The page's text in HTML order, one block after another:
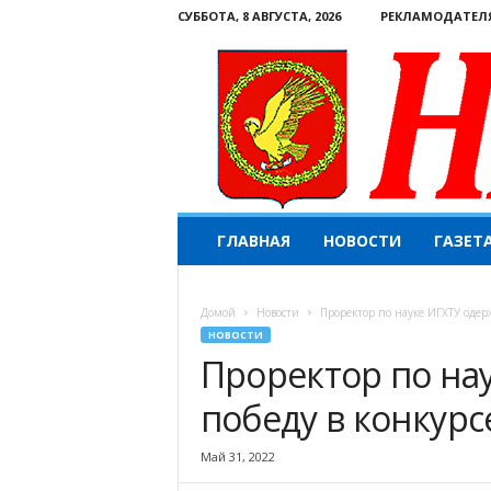
СУББОТА, 8 АВГУСТА, 2026
ш
ГЛАВНАЯ НОВОСТИ
Домой Новости Проректор по науке ИГХТУ
НОВОСТИ
Проректор по
победу в
Май 31, 2022